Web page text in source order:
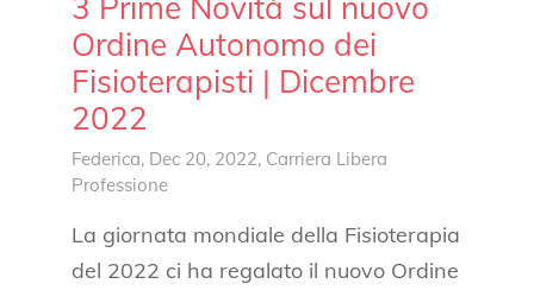
Ordine Autonomo dei
Fisioterapisti | Dicembre
2022
Federica, Dec 20, 2022, Carriera Libera
Professione
La giornata mondiale della Fisioterapia
del 2022 ci ha regalato il nuovo Ordine